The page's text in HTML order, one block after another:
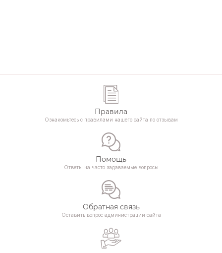
Правила
Ознакомьтесь с правилами нашего сайта по отзывам
Помощь
Ответы на часто задаваемые вопросы
Обратная связь
Оставить вопрос администрации сайта